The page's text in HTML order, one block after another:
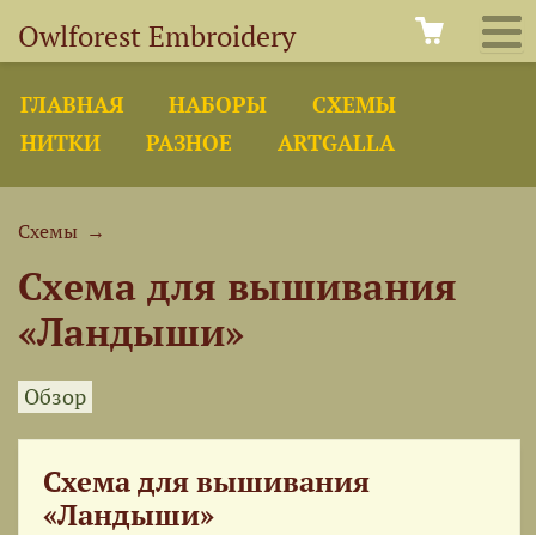
Owlforest Embroidery
ГЛАВНАЯ НАБОРЫ
СХЕМЫ
НИТКИ
РАЗНОЕ ARTGALLA
Схемы →
Схема для вышивания
«Ландыши»
Обзор
Схема для вышивания
«Ландыши»